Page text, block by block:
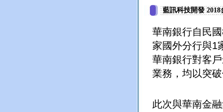
藍訊科技開發
華南銀行自民國
家國外分行與1
華南銀行對客
業務，均以突
此次與華南金